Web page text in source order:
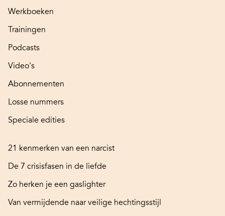
Werkboeken
Trainingen
Podcasts
Video's
Abonnementen
Losse nummers
Speciale edities
21 kenmerken van een narcist
De 7 crisisfasen in de liefde
Zo herken je een gaslighter
Van vermijdende naar veilige hechtingsstijl